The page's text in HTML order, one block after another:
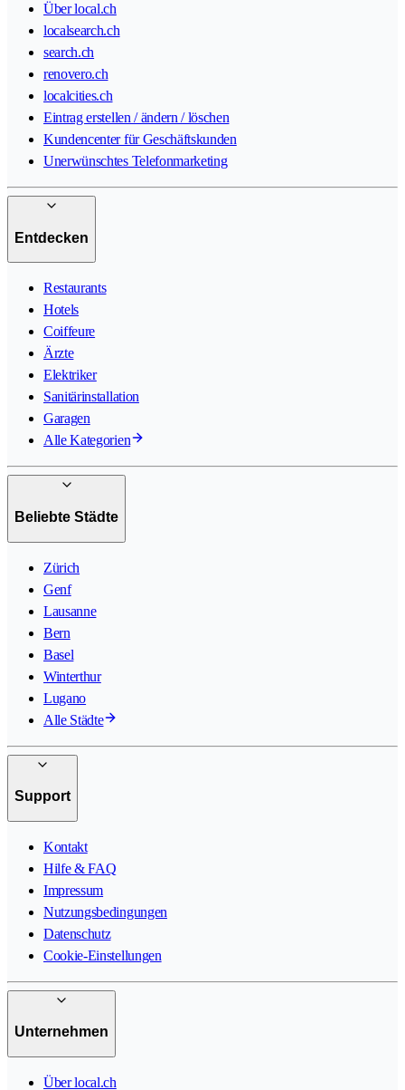
Über local.ch
localsearch.ch
search.ch
renovero.ch
localcities.ch
Eintrag erstellen / ändern / löschen
Kundencenter für Geschäftskunden
Unerwünschtes Telefonmarketing
Entdecken
Restaurants
Hotels
Coiffeure
Ärzte
Elektriker
Sanitärinstallation
Garagen
Alle Kategorien
Beliebte Städte
Zürich
Genf
Lausanne
Bern
Basel
Winterthur
Lugano
Alle Städte
Support
Kontakt
Hilfe & FAQ
Impressum
Nutzungsbedingungen
Datenschutz
Cookie-Einstellungen
Unternehmen
Über local.ch